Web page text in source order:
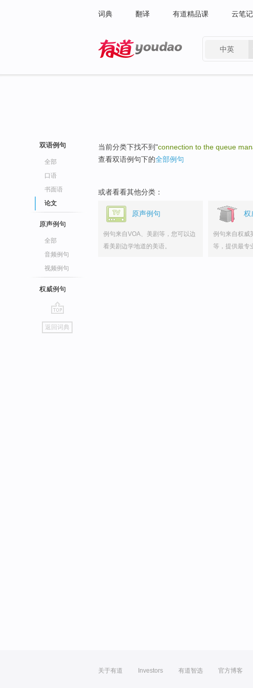
词典 翻译 有道精品课 云笔记
中英
双语例句
全部
口语
书面语
论文
原声例句
全部
音频例句
视频例句
权威例句
go
top
返回词典
当前分类下找不到"connection to the queue
查看双语例句下的全部例句
或者看看其他分类：
原声例句
例句来自VOA、美剧等，您可以边
看美剧边学地道的美语。
权
例句来自权威
等，提供最专
关于有道 Investors 有道智选 官方博客